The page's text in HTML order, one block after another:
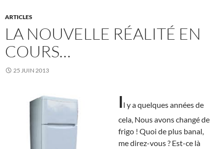
ARTICLES
LA NOUVELLE RÉALITÉ EN
COURS…
25 JUIN 2013
Il y a quelques années de
cela, Nous avons changé de
frigo ! Quoi de plus banal,
me direz-vous ? Est-ce là